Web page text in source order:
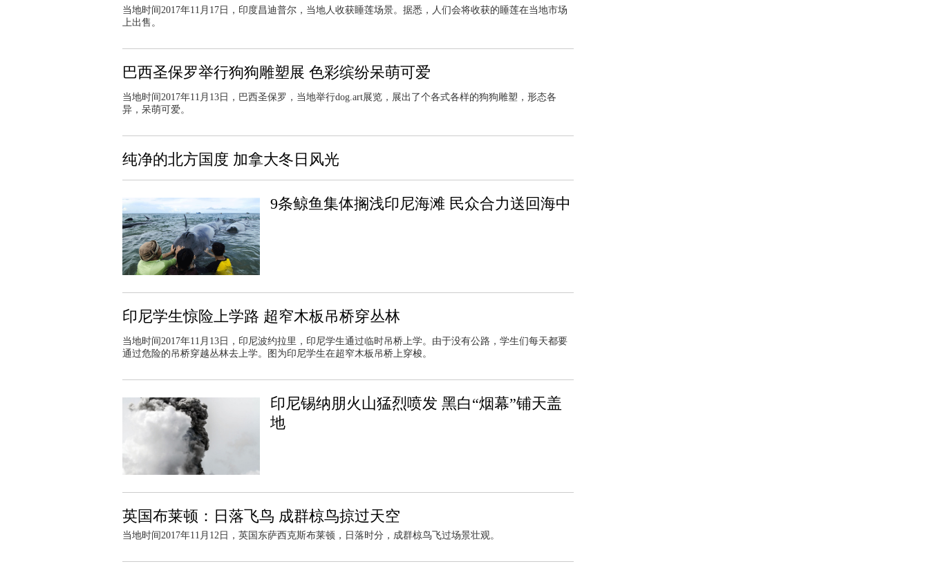
当地时间2017年11月17日，印度昌迪普尔，当地人收获睡莲场景。据悉，人们会将收获的睡莲在当地市场
上出售。
巴西圣保罗举行狗狗雕塑展 色彩缤纷呆萌可爱
当地时间2017年11月13日，巴西圣保罗，当地举行dog.art展览，展出了个各式各样的狗狗雕塑，形态各
异，呆萌可爱。
纯净的北方国度 加拿大冬日风光
9条鲸鱼集体搁浅印尼海滩 民众合力送回海中
印尼学生惊险上学路 超窄木板吊桥穿丛林
当地时间2017年11月13日，印尼波约拉里，印尼学生通过临时吊桥上学。由于没有公路，学生们每天都要
通过危险的吊桥穿越丛林去上学。图为印尼学生在超窄木板吊桥上穿梭。
印尼锡纳朋火山猛烈喷发 黑白“烟幕”铺天盖
地
英国布莱顿：日落飞鸟 成群椋鸟掠过天空
当地时间2017年11月12日，英国东萨西克斯布莱顿，日落时分，成群椋鸟飞过场景壮观。